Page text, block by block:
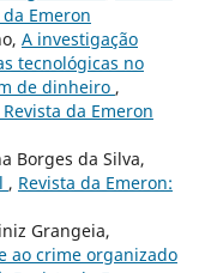
Emeron
A investigação
tecnológicas no
de dinheiro ,
da Emeron
Borges da Silva,
, Revista da Emeron:
Grangeia,
ao crime organizado